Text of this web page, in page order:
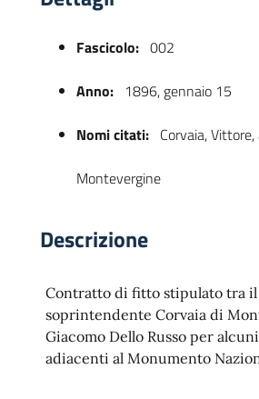
Fascicolo: 002
Anno: 1896, gennaio 15
Nomi citati: Corvaia,
Montevergine
Descrizione
Contratto di fitto stipulato tra il
soprintendente Corvaia di
Giacomo Dello Russo per
adiacenti al Monumento